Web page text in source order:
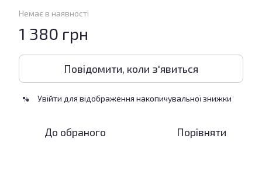
Немає в наявності
1 380 грн
Повідомити, коли з'явиться
% Увійти для відображення накопичувальної знижки
До обраного Порівняти